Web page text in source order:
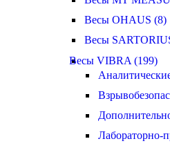
Весы OHAUS (8)
Весы
Весы VIBRA (199)
Лабораторно-